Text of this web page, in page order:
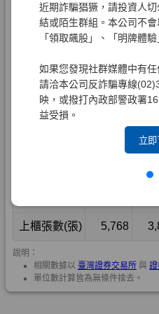
近期詐騙猖獗，請投資人
結或陌生群組。本公司不
「領取飆股」、「明牌體驗
如果您發現社群媒體中有
請洽本公司反詐騙專線
映，或撥打內政部警政署
益受損。
立